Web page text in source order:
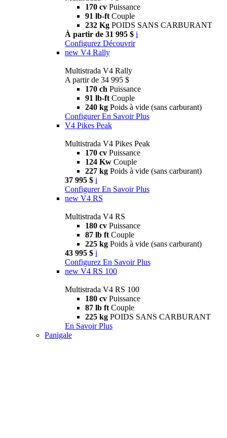
170 cv Puissance
91 lb-ft Couple
232 Kg POIDS SANS CARBURANT
À partir de 31 995 $ i
Configurez Découvrir
new V4 Rally
Multistrada V4 Rally
A partir de 34 995 $
170 ch Puissance
91 lb-ft Couple
240 kg Poids à vide (sans carburant)
Configurer En Savoir Plus
V4 Pikes Peak
Multistrada V4 Pikes Peak
170 cv Puissance
124 Kw Couple
227 kg Poids à vide (sans carburant)
37 995 $ i
Configurer En Savoir Plus
new V4 RS
Multistrada V4 RS
180 cv Puissance
87 lb ft Couple
225 kg Poids à vide (sans carburant)
43 995 $ i
Configurez En Savoir Plus
new V4 RS 100
Multistrada V4 RS 100
180 cv Puissance
87 lb ft Couple
225 kg POIDS SANS CARBURANT
En Savoir Plus
Panigale